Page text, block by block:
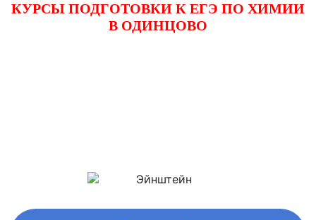
КУРСЫ ПОДГОТОВКИ К ЕГЭ ПО ХИМИИ
В ОДИНЦОВО